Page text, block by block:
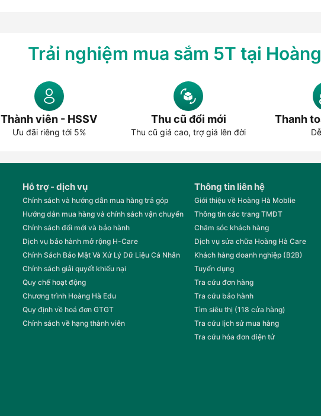
Trải nghiệm mua sắm 5T tại
Thành viên - HSSV
Ưu đãi riêng tới 5%
Thu cũ đổi mới
Thu cũ giá cao, trợ giá lên đời
Thanh
Hỗ trợ - dịch vụ
Chính sách và hướng dẫn mua hàng trả góp
Hướng dẫn mua hàng và chính sách vận chuyển
Chính sách đổi mới và bảo hành
Dịch vụ bảo hành mở rộng H-Care
Chính Sách Bảo Mật Và Xử Lý Dữ Liệu Cá Nhân
Chính sách giải quyết khiếu nại
Quy chế hoạt động
Chương trình Hoàng Hà Edu
Quy định về hoá đơn GTGT
Chính sách về hạng thành viên
Thông tin liên hệ
Giới thiệu về Hoàng Hà Moblie
Thông tin các trang TMĐT
Chăm sóc khách hàng
Dịch vụ sửa chữa Hoàng Hà Care
Khách hàng doanh nghiệp (B2B)
Tuyển dụng
Tra cứu đơn hàng
Tra cứu bảo hành
Tìm siêu thị (118 cửa hàng)
Tra cứu lịch sử mua hàng
Tra cứu hóa đơn điện tử